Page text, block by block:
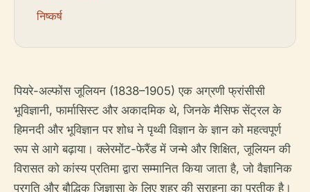
निष्कर्ष
पियरे-अल्फोंस जूलियन (1838–1905) एक अग्रणी फ्रांसीसी
भूविज्ञानी, फार्मासिस्ट और अकादमिक थे, जिनके मैसिफ सेंट्रल के
हिमनदी और भूविज्ञान पर शोध ने पृथ्वी विज्ञान के ज्ञान को महत्वपूर्ण
रूप से आगे बढ़ाया। क्लेरमोंट-फेरैंड में जन्मे और शिक्षित, जूलियन की
विरासत को कांस्य प्रतिमा द्वारा सम्मानित किया जाता है, जो वैज्ञानिक
प्रगति और बौद्धिक जिज्ञासा के लिए शहर की सराहना का प्रतीक है।